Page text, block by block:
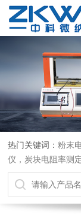
热门关键词：粉末
仪，炭块电阻率测
炭块热膨胀仪，炭